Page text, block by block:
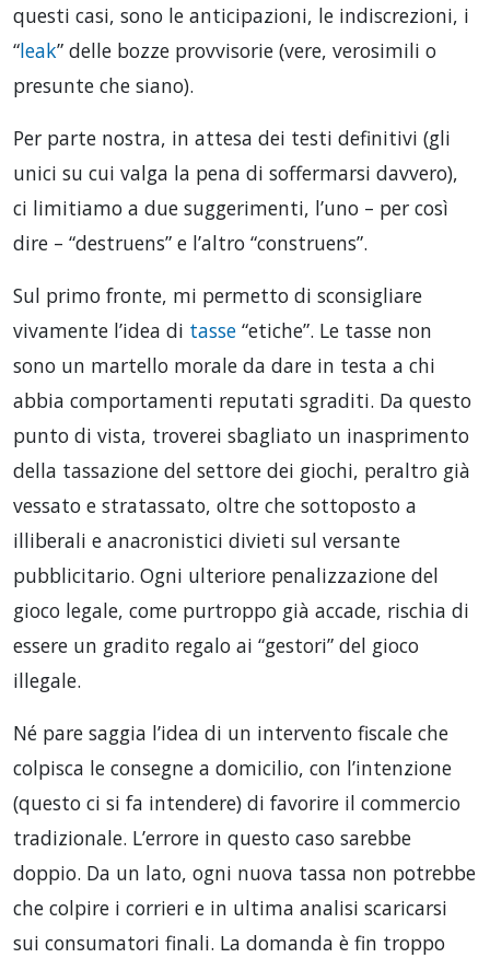
questi casi, sono le anticipazioni, le indiscrezioni, i
“leak” delle bozze provvisorie (vere, verosimili o
presunte che siano).
Per parte nostra, in attesa dei testi definitivi (gli
unici su cui valga la pena di soffermarsi davvero),
ci limitiamo a due suggerimenti, l’uno – per così
dire – “destruens” e l’altro “construens”.
Sul primo fronte, mi permetto di sconsigliare
vivamente l’idea di tasse “etiche”. Le tasse non
sono un martello morale da dare in testa a chi
abbia comportamenti reputati sgraditi. Da questo
punto di vista, troverei sbagliato un inasprimento
della tassazione del settore dei giochi, peraltro già
vessato e stratassato, oltre che sottoposto a
illiberali e anacronistici divieti sul versante
pubblicitario. Ogni ulteriore penalizzazione del
gioco legale, come purtroppo già accade, rischia di
essere un gradito regalo ai “gestori” del gioco
illegale.
Né pare saggia l’idea di un intervento fiscale che
colpisca le consegne a domicilio, con l’intenzione
(questo ci si fa intendere) di favorire il commercio
tradizionale. L’errore in questo caso sarebbe
doppio. Da un lato, ogni nuova tassa non potrebbe
che colpire i corrieri e in ultima analisi scaricarsi
sui consumatori finali. La domanda è fin troppo